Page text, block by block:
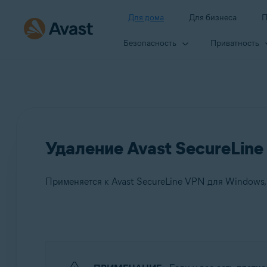
Для дома Для бизнеса
Безопасность Приватность
Удаление Avast
Avast SecureLine VPN 4.x для Mac